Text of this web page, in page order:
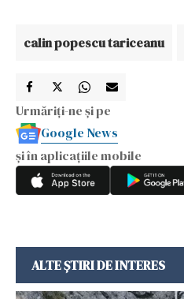
calin popescu tariceanu
Urmăriți-ne și pe
Google News
și în aplicațiile mobile
ALTE ȘTIRI DE INTERES